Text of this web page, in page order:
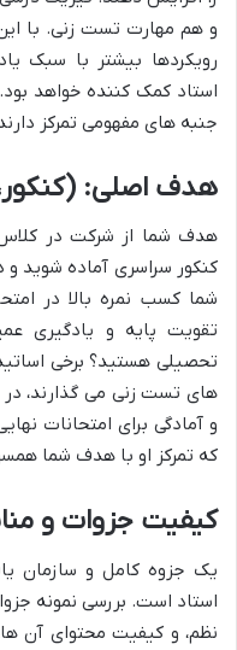
و هم مهارت تست زنی. با
رویکردها بیشتر با سبک
استاد کمک کننده خواهد
جنبه های مفهومی تمرکز
هدف اصلی:
هدف شما از شرکت در
کنکور سراسری آماده شوید
شما کسب نمره بالا در
تقویت پایه و یادگیری
تحصیلی هستید؟ برخی
های تست زنی می گذارند،
و آمادگی برای امتحانات
که تمرکز او با هدف شما
کیفیت جزوات و
یک جزوه کامل و سازمان
استاد است. بررسی نمونه
نظم، و کیفیت محتوای آن